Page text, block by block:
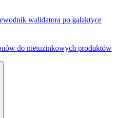
walidatora po galaktyce
do nietuzinkowych produktów